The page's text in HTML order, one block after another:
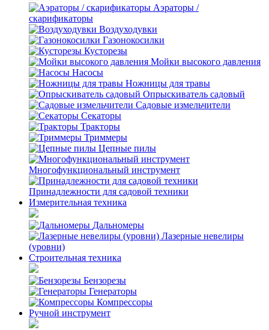
Аэраторы /
скарификаторы
Воздуходувки
Газонокосилки
Кусторезы
Мойки высокого давления
Насосы
Ножницы для травы
Опрыскиватель садовый
Садовые измельчители
Секаторы
Тракторы
Триммеры
Цепные пилы
Многофункциональный инструмент
Принадлежности для садовой техники
Измерительная техника
Дальномеры
Лазерные невелиры
(уровни)
Строительная техника
Бензорезы
Генераторы
Компрессоры
Ручной инструмент